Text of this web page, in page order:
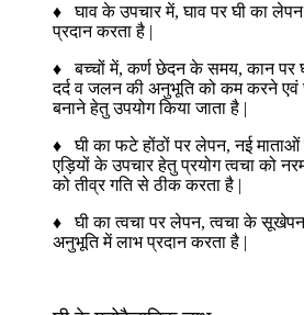
♦ घाव के उपचार में, घाव पर घी का लेपन
प्रदान करता है |
♦ बच्चों में, कर्ण छेदन के समय, कान पर
दर्द व जलन की अनुभूति को कम करने एवं
बनाने हेतु उपयोग किया जाता है |
♦ घी का फटे होंठों पर लेपन, नई
एड़ियों के उपचार हेतु प्रयोग त्वचा को
को तीव्र गति से ठीक करता है |
♦ घी का त्वचा पर लेपन, त्वचा के
अनुभूति में लाभ प्रदान करता है |